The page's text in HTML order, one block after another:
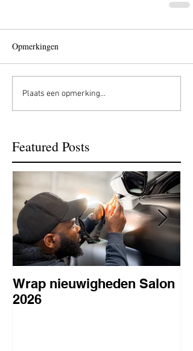
Opmerkingen
Plaats een opmerking...
Featured Posts
Wrap nieuwigheden Salon
2026